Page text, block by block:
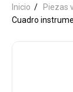
Inicio Piezas
Cuadro